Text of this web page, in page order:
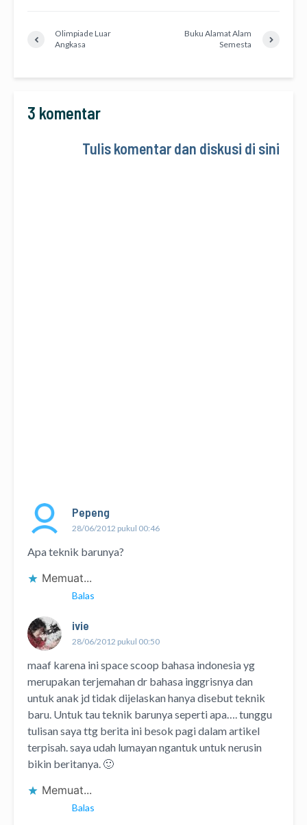
Olimpiade Luar
Angkasa
Buku Alamat Alam
Semesta
3 komentar
Tulis komentar dan diskusi di sini
Pepeng
28/06/2012 pukul 00:46
Apa teknik barunya?
Memuat...
Balas
ivie
28/06/2012 pukul 00:50
maaf karena ini space scoop bahasa indonesia yg
merupakan terjemahan dr bahasa inggrisnya dan
untuk anak jd tidak dijelaskan hanya disebut teknik
baru. Untuk tau teknik barunya seperti apa…. tunggu
tulisan saya ttg berita ini besok pagi dalam artikel
terpisah. saya udah lumayan ngantuk untuk nerusin
bikin beritanya. 🙂
Memuat...
Balas